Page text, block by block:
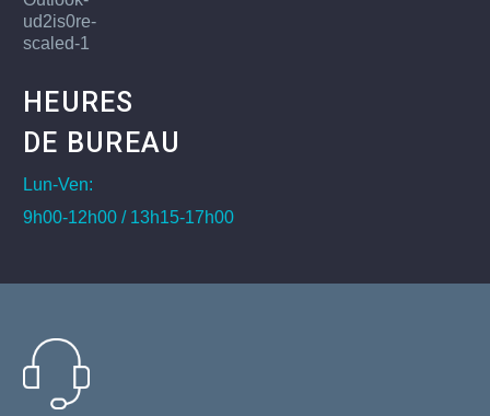
HEURES
DE BUREAU
Lun-Ven:
9h00-12h00 / 13h15-17h00